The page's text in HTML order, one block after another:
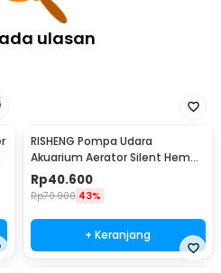
ulasan
RISHENG Pompa Udara
Akuarium Aerator Silent Hemat
Energi 2.4W - RS-511
Rp40.600
Rp70.900 43%
+ Keranjang